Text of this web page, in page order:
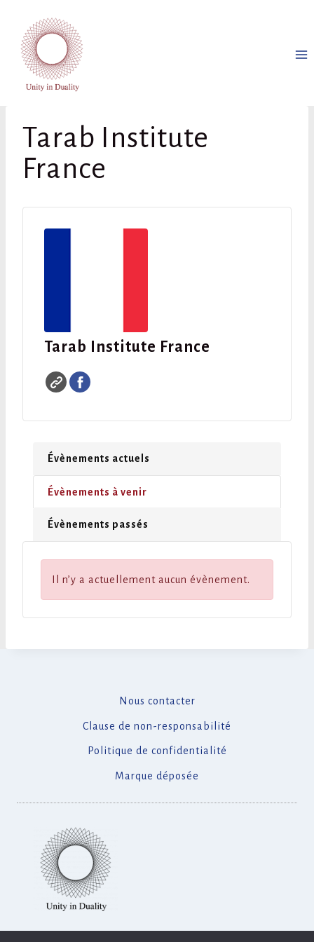
contenu
Tarab Institute
France
Tarab Institute France
Évènements actuels
Évènements à venir
Évènements passés
Il n’y a actuellement aucun évènement.
Nous contacter
Clause de non-responsabilité
Politique de confidentialité
Marque déposée